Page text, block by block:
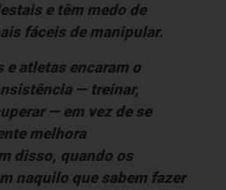
e têm medo de
fáceis de manipular.
e atletas encaram o
— treinar,
— em vez de se
melhora
disso, quando os
naquilo que sabem fazer